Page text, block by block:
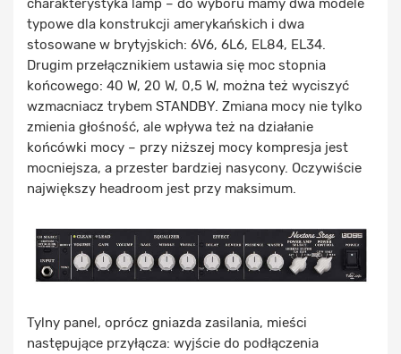
charakterystyka lamp – do wyboru mamy dwa modele
typowe dla konstrukcji amerykańskich i dwa
stosowane w brytyjskich: 6V6, 6L6, EL84, EL34.
Drugim przełącznikiem ustawia się moc stopnia
końcowego: 40 W, 20 W, 0,5 W, można też wyciszyć
wzmacniacz trybem STANDBY. Zmiana mocy nie tylko
zmienia głośność, ale wpływa też na działanie
końcówki mocy – przy niższej mocy kompresja jest
mocniejsza, a przester bardziej nasycony. Oczywiście
największy headroom jest przy maksimum.
Tylny panel, oprócz gniazda zasilania, mieści
następujące przyłącza: wyjście do podłączenia